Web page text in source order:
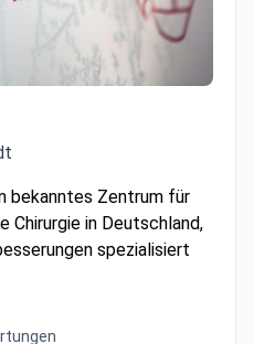
bekanntes Zentrum für
Chirurgie in Deutschland,
spezialisiert
eine Reihe von
an